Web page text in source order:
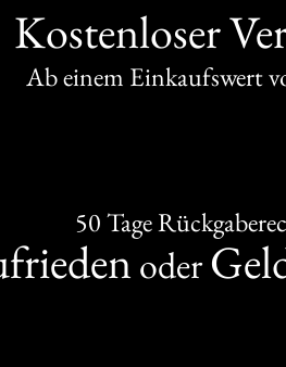
Kostenloser
Ab einem Einkaufswert
50 Tage
oder